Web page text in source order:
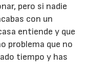
pero si nadie
con un
entiende y que
problema que no
tiempo y has